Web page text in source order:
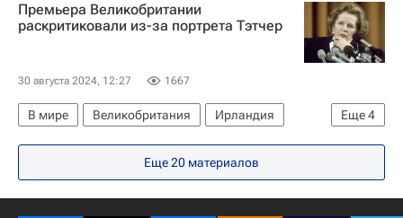
Премьера Великобритании
раскритиковали из-за портрета Тэтчер
30 августа 2024, 12:27 1667
Еще4
В мире Великобритания
Ирландия
Кир Стармер
Маргарет Тэтчер
Демократическая юнионистская партия
Еще 20 материалов